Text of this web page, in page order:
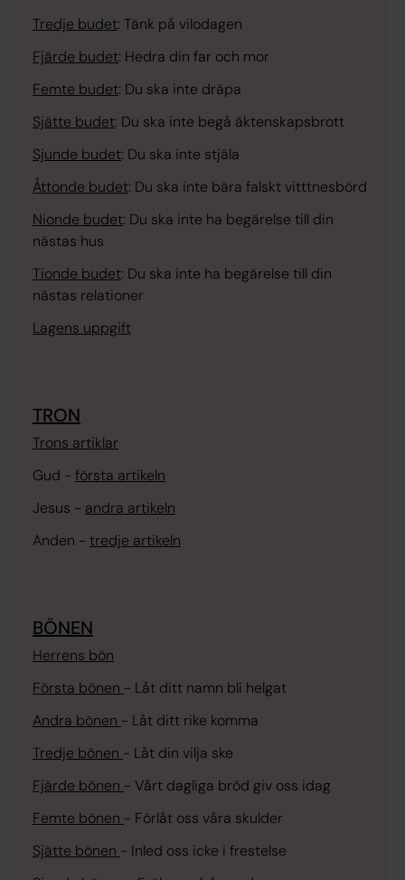
Tredje budet: Tänk på vilodagen
Fjärde budet: Hedra din far och mor
Femte budet: Du ska inte dräpa
Sjätte budet: Du ska inte begå äktenskapsbrott
Sjunde budet: Du ska inte stjäla
Åttonde budet: Du ska inte bära falskt vitttnesbörd
Nionde budet: Du ska inte ha begärelse till din
nästas hus
Tionde budet: Du ska inte ha begärelse till din
nästas relationer
Lagens uppgift
TRON
Trons artiklar
Gud - första artikeln
Jesus - andra artikeln
Anden - tredje artikeln
BÖNEN
Herrens bön
Första bönen - Låt ditt namn bli helgat
Andra bönen - Låt ditt rike komma
Tredje bönen - Låt din vilja ske
Fjärde bönen - Vårt dagliga bröd giv oss idag
Femte bönen - Förlåt oss våra skulder
Sjätte bönen - Inled oss icke i frestelse